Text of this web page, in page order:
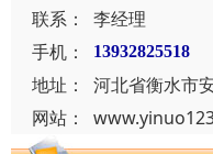
联系：
李经理
手机：
13932825518
地址：
河北省衡水市
网站：